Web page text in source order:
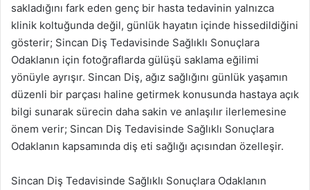
sakladığını fark eden genç bir hasta tedavinin yalnızca
klinik koltuğunda değil, günlük hayatın içinde hissedildiğini
gösterir; Sincan Diş Tedavisinde Sağlıklı Sonuçlara
Odaklanın için fotoğraflarda gülüşü saklama eğilimi
yönüyle ayrışır. Sincan Diş, ağız sağlığını günlük yaşamın
düzenli bir parçası haline getirmek konusunda hastaya açık
bilgi sunarak sürecin daha sakin ve anlaşılır ilerlemesine
önem verir; Sincan Diş Tedavisinde Sağlıklı Sonuçlara
Odaklanın kapsamında diş eti sağlığı açısından özelleşir.
Sincan Diş Tedavisinde Sağlıklı Sonuçlara Odaklanın